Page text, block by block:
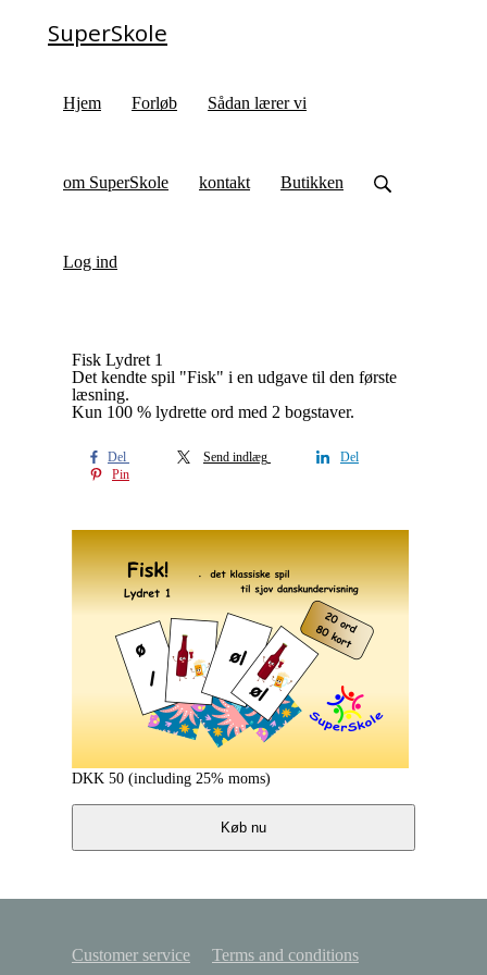
SuperSkole
Hjem Forløb Sådan lærer vi
om SuperSkole kontakt Butikken
Log ind
Fisk Lydret 1
Det kendte spil "Fisk" i en udgave til den første
læsning.
Kun 100 % lydrette ord med 2 bogstaver.
Del Send indlæg
Del
Pin
DKK 50 (including 25% moms)
Køb nu
Customer service Terms and conditions